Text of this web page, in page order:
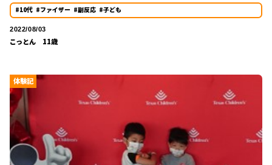
#10代 #ファイザー #副反応 #子ども
2022/08/03
こっとん 11歳
体験記